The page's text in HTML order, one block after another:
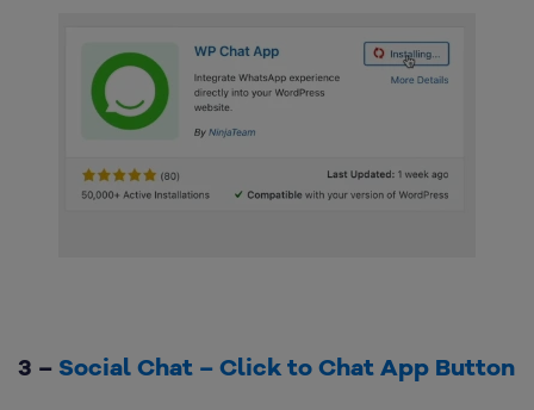
3 – Social Chat – Click to Chat App Button